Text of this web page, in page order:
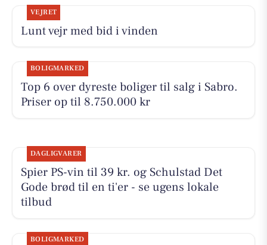
VEJRET
Lunt vejr med bid i vinden
BOLIGMARKED
Top 6 over dyreste boliger til salg i Sabro.
Priser op til 8.750.000 kr
DAGLIGVARER
Spier PS-vin til 39 kr. og Schulstad Det
Gode brød til en ti'er - se ugens lokale
tilbud
BOLIGMARKED